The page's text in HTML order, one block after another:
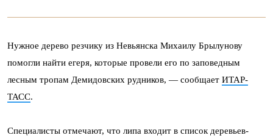
Нужное дерево резчику из Невьянска Михаилу Брылунову
помогли найти егеря, которые провели его по заповедным
лесным тропам Демидовских рудников, — сообщает ИТАР-
ТАСС.
Специалисты отмечают, что липа входит в список деревьев-